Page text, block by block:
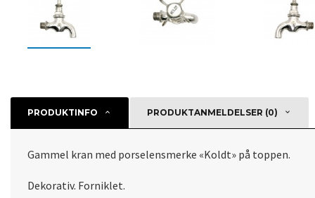
PRODUKTINFO PRODUKTANMELDELSER (0)
Gammel kran med porselensmerke «Koldt» på toppen.
Dekorativ. Forniklet.